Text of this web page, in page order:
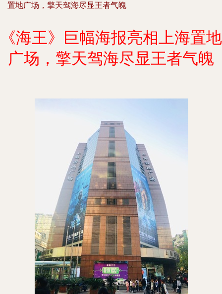
置地广场，擎天驾海尽显王者气魄
《海王》巨幅海报亮相上海置地
广场，擎天驾海尽显王者气魄